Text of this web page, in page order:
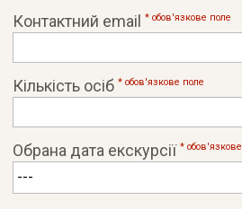
Контактний email* обов'язковe поле
Кількість осіб* обов'язковe поле
Обрана дата екскурсії*